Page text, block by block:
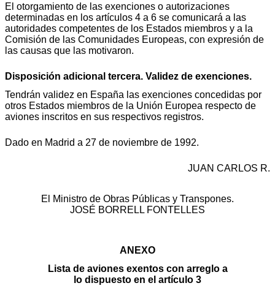
El otorgamiento de las exenciones o autorizaciones
determinadas en los artículos 4 a 6 se comunicará a las
autoridades competentes de los Estados miembros y a la
Comisión de las Comunidades Europeas, con expresión de
las causas que las motivaron.
Disposición adicional tercera. Validez de exenciones.
Tendrán validez en España las exenciones concedidas por
otros Estados miembros de la Unión Europea respecto de
aviones inscritos en sus respectivos registros.
Dado en Madrid a 27 de noviembre de 1992.
JUAN CARLOS R.
El Ministro de Obras Públicas y Transpones.
JOSÉ BORRELL FONTELLES
ANEXO
Lista de aviones exentos con arreglo a
lo dispuesto en el artículo 3